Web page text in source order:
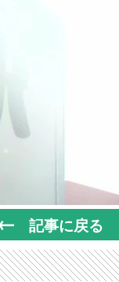
記事に戻る